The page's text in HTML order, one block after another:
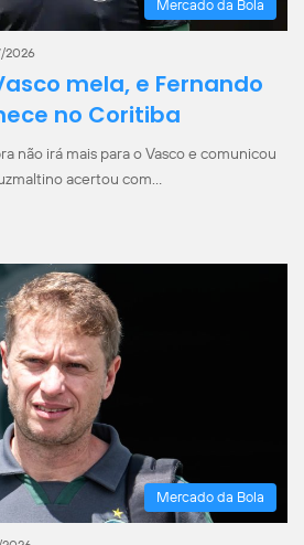
Mercado da Bola
2026
mela, e Fernando
no Coritiba
não irá mais para o Vasco e comunicou
acertou com…
Mercado da Bola